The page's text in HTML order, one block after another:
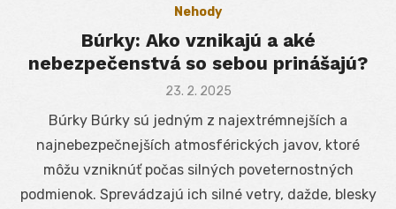
Nehody
Búrky: Ako vznikajú a aké
nebezpečenstvá so sebou prinášajú?
Posted
23. 2. 2025
Búrky Búrky sú jedným z najextrémnejších a
najnebezpečnejších atmosférických javov, ktoré
môžu vzniknúť počas silných poveternostných
podmienok. Sprevádzajú ich silné vetry, dažde, blesky